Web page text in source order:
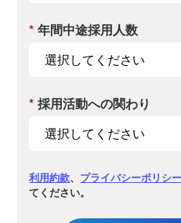
* 年間中途採用人数
* 採用活動への関わり
利用約款、 プライバシーポリシー
てください。